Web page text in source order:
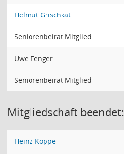
Helmut Grischkat
Seniorenbeirat Mitglied
Uwe Fenger
Seniorenbeirat Mitglied
Mitgliedschaft beendet:
Heinz Köppe